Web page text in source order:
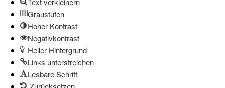
Graustufen
Hoher Kontrast
Negativkontrast
Heller Hintergrund
Links unterstreichen
Lesbare Schrift
Zurücksetzen